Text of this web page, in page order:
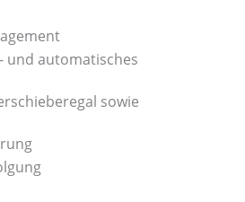
und automatisches
sowie